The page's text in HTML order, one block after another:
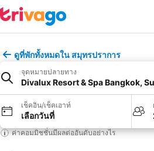
ดูที่พักทั้งหมดใน สมุทรปราการ
จุดหมายปลายทาง
Divalux Resort & Spa Bangkok,
เช็คอิน/เช็คเอาท์
เลือกวันที่
ค่าคอมมิชชั่นมีผลต่ออันดับอย่างไร